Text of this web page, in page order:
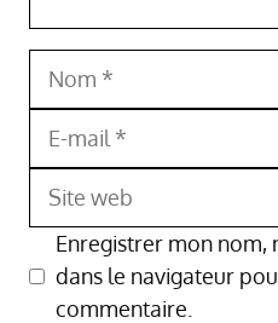
Enregistrer mon nom,
dans le navigateur
commentaire.